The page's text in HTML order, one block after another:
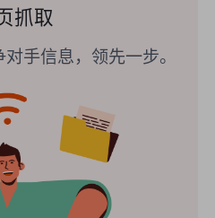
抓取
手信息，领先一步。